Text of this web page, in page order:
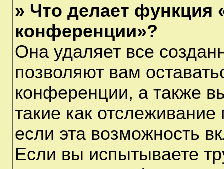
» Что делает функция
конференции»?
Она удаляет все
позволяют вам
конференции, а также
такие как
если эта возможность
Если вы испытываете